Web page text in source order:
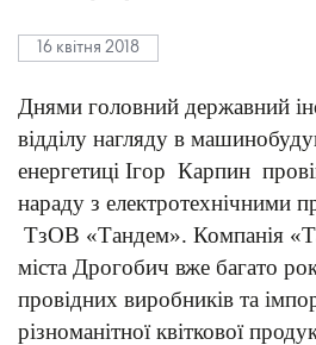
16 квітня 2018
Днями головний державний
відділу нагляду в
енергетиці Ігор Карпин
нараду з електротехнічними
ТзОВ «Тандем». Компанія
міста Дрогобич вже багато
провідних виробників та
різноманітної квіткової